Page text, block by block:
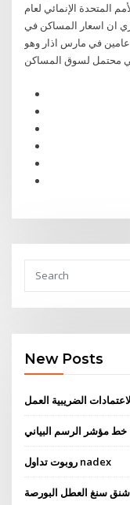
المتحدة الإنمائي لعام
ان اسعار المساكن في
في مارس اذار وهو
New Posts
الضريبية العمل
خط مؤشر الرسم البياني
روبوت تداول nadex
شنق سنغ العطل البورصة